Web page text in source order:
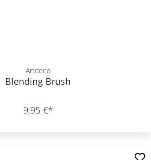
Artdeco
Blending Brush
9,95 €*